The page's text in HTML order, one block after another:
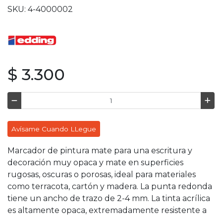
SKU: 4-4000002
$ 3.300
Avísame Cuando LLegue
Marcador de pintura mate para una escritura y
decoración muy opaca y mate en superficies
rugosas, oscuras o porosas, ideal para materiales
como terracota, cartón y madera. La punta redonda
tiene un ancho de trazo de 2-4 mm. La tinta acrílica
es altamente opaca, extremadamente resistente a